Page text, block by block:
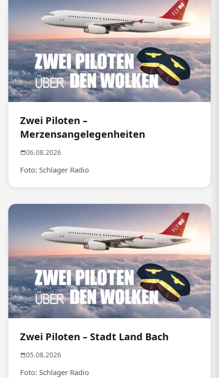
Zwei Piloten –
Merzensangelegenheiten
06.08.2026
Foto: Schlager Radio
Zwei Piloten – Stadt Land Bach
05.08.2026
Foto: Schlager Radio